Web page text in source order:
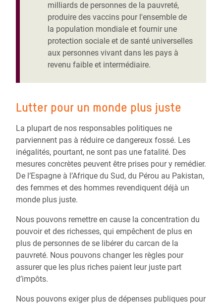
milliards de personnes de la pauvreté,
produire des vaccins pour l'ensemble de
la population mondiale et fournir une
protection sociale et de santé universelles
aux personnes vivant dans les pays à
revenu faible et intermédiaire.
Lutter pour un monde plus juste
La plupart de nos responsables politiques ne
parviennent pas à réduire ce dangereux fossé. Les
inégalités, pourtant, ne sont pas une fatalité. Des
mesures concrètes peuvent être prises pour y remédier.
De l’Espagne à l’Afrique du Sud, du Pérou au Pakistan,
des femmes et des hommes revendiquent déjà un
monde plus juste.
Nous pouvons remettre en cause la concentration du
pouvoir et des richesses, qui empêchent de plus en
plus de personnes de se libérer du carcan de la
pauvreté. Nous pouvons changer les règles pour
assurer que les plus riches paient leur juste part
d’impôts.
Nous pouvons exiger plus de dépenses publiques pour